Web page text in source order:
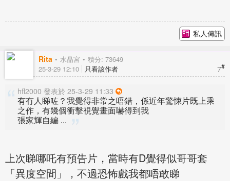
私人傳訊
Rita 水晶宮 積分: 73649
7#
25-3-29 12:10 只看該作者
hfl2000 發表於 25-3-29 11:33
有冇人睇咗？我覺得非常之唔錯，係近年驚悚片既上乘
之作，有幾個衝擊視覺畫面嚇得到我
張家輝自編 ...
上次睇哪吒有預告片，當時有D覺得似哥哥套
「異度空間」，不過恐怖戲我都唔敢睇